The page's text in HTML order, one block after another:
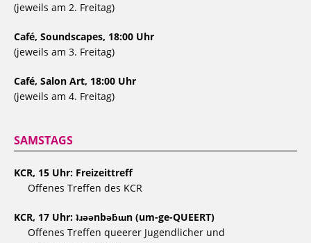
(jeweils am 2. Freitag)
Café, Soundscapes, 18:00 Uhr
(jeweils am 3. Freitag)
Café, Salon Art, 18:00 Uhr
(jeweils am 4. Freitag)
SAMSTAGS
KCR, 15 Uhr: Freizeittreff
Offenes Treffen des KCR
KCR, 17 Uhr: ʇɹǝǝnbǝƃɯn (um-ge-QUEERT)
Offenes Treffen queerer Jugendlicher und